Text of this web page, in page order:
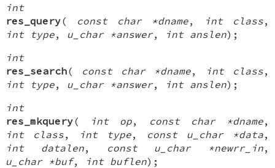
int
res_query( const char *dname, int class,
int type, u_char *answer, int anslen);
int
res_search( const char *dname, int class,
int type, u_char *answer, int anslen);
int
res_mkquery( int op, const char *dname,
int class, int type, const u_char *data,
int datalen, const u_char *newrr_in,
u_char *buf, int buflen);